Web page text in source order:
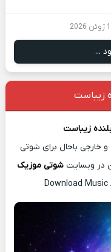
...
زیباست
زیباست
خارجی باحال برای شوتی
در وبسایتشوتی موزیک
Download Music